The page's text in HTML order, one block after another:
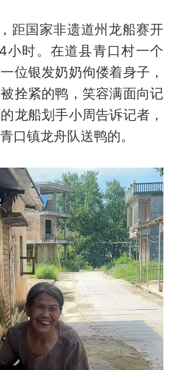
距国家非遗道州龙船赛开
小时。在道县青口村一个
位银发奶奶佝偻着身子，
拴紧的鸭，笑容满面向记
龙船划手小周告诉记者，
口镇龙舟队送鸭的。